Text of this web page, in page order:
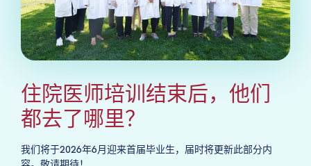
住院医师培训结束后，他们
都去了哪里？
我们将于2026年6月迎来首届毕业生，届时将更新此部分内